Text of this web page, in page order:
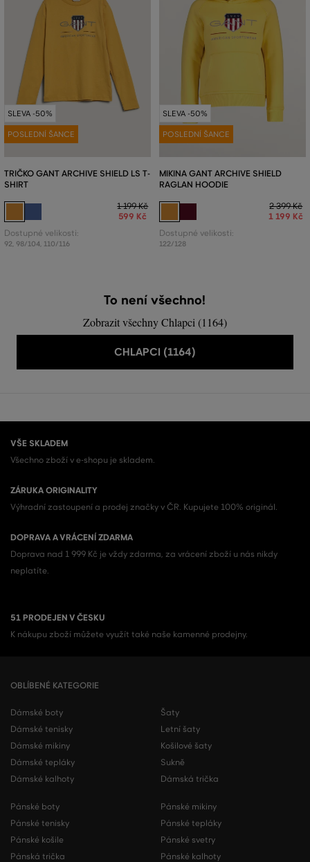
SLEVA -50%
POSLEDNÍ ŠANCE
TRIČKO GANT ARCHIVE SHIELD LS T-
SHIRT
1 199 Kč
599 Kč
Dostupné velikosti:
92, 98/104, 110/116
SLEVA -50%
POSLEDNÍ ŠANCE
MIKINA GANT ARCHIVE SHIELD
RAGLAN HOODIE
2 399 Kč
1 199 Kč
Dostupné velikosti:
122/128
To není všechno!
Zobrazit všechny Chlapci (1164)
CHLAPCI (1164)
VŠE SKLADEM
Všechno zboží v e-shopu je skladem.
ZÁRUKA ORIGINALITY
Výhradní zastoupení a prodej značky v ČR. Kupujete 100% originál.
DOPRAVA A VRÁCENÍ ZDARMA
Doprava nad 1 999 Kč je vždy zdarma, za vrácení zboží u nás nikdy
neplatíte.
51 PRODEJEN V ČESKU
K nákupu zboží můžete využít také naše kamenné prodejny.
OBLÍBENÉ KATEGORIE
Dámské boty
Dámské tenisky
Dámské mikiny
Dámské tepláky
Dámské kalhoty
Šaty
Letní šaty
Košilové šaty
Sukně
Dámská trička
Pánské boty
Pánské tenisky
Pánské košile
Pánská trička
Pánské mikiny
Pánské tepláky
Pánské svetry
Pánské kalhoty